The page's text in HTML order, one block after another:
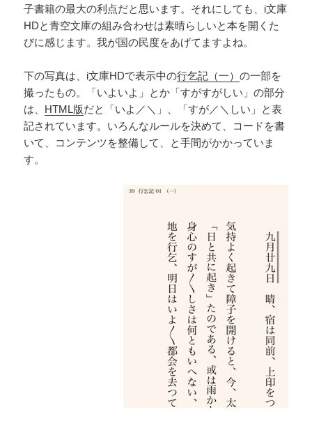
子書籍の最大の利点だと思います。それにしても、i文庫
HDと青空文庫の組み合わせは素晴らしいと本を開くた
びに感じます。我が国の民度をあげてますよね。
下の写真は、i文庫HDで表示中の行乞記（一）の一部を
撮ったもの。「いよいよ」とか「すがすがしい」の部分
は、 HTML版だと「いよ／＼」、「すが／＼しい」と表
記されています。いろんなルールを決めて、コードを書
いて、コンテンツを整備して、と手間がかかっていま
す。